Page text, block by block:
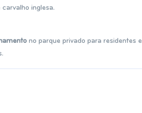
inglesa.
no parque privado para residentes e